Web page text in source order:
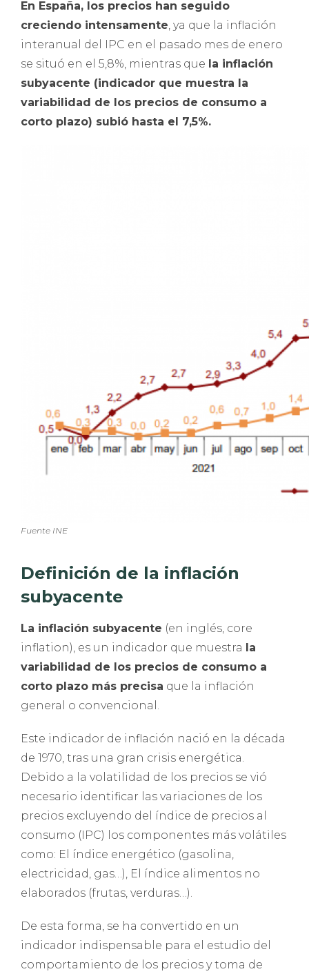
En España, los precios han seguido
creciendo intensamente, ya que la inflación
interanual del IPC en el pasado mes de enero
se situó en el 5,8%, mientras que la inflación
subyacente (indicador que muestra la
variabilidad de los precios de consumo a
corto plazo) subió hasta el 7,5%.
Fuente INE
Definición de la inflación
subyacente
La inflación subyacente (en inglés, core
inflation), es un indicador que muestra la
variabilidad de los precios de consumo a
corto plazo más precisa que la inflación
general o convencional.
Este indicador de inflación nació en la década
de 1970, tras una gran crisis energética.
Debido a la volatilidad de los precios se vió
necesario identificar las variaciones de los
precios excluyendo del índice de precios al
consumo (IPC) los componentes más volátiles
como: El índice energético (gasolina,
electricidad, gas…), El índice alimentos no
elaborados (frutas, verduras…).
De esta forma, se ha convertido en un
indicador indispensable para el estudio del
comportamiento de los precios y toma de